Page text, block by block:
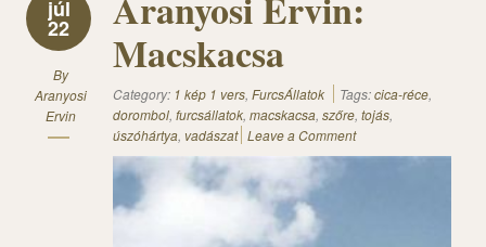
júl
22
By
Aranyosi
Ervin
Macskacsa
Category: 1 kép 1 vers, FurcsÁllatok Tags:cica-réce,
dorombol, furcsállatok, macskacsa, szőre, tojás,
úszóhártya, vadászat Leave a Comment